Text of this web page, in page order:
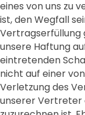
eines von uns zu
ist, den Wegfall
Vertragserfüllung
unsere Haftung
eintretenden
nicht auf einer
Verletzung des
unserer Vertreter